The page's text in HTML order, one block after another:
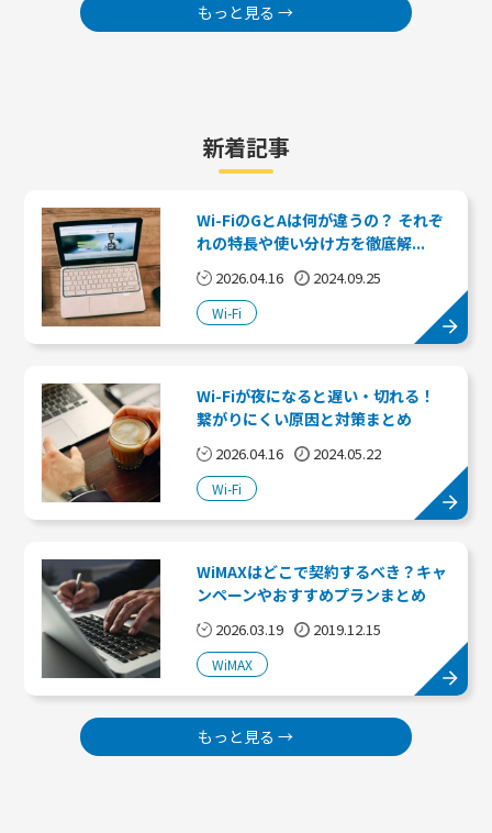
もっと見る →
新着記事
Wi-FiのGとAは何が違うの？ それぞ
れの特長や使い分け方を徹底解...
2026.04.16 2024.09.25
Wi-Fi
Wi-Fiが夜になると遅い・切れる！
繋がりにくい原因と対策まとめ
2026.04.16 2024.05.22
Wi-Fi
WiMAXはどこで契約するべき？キャ
ンペーンやおすすめプランまとめ
2026.03.19 2019.12.15
WiMAX
もっと見る →